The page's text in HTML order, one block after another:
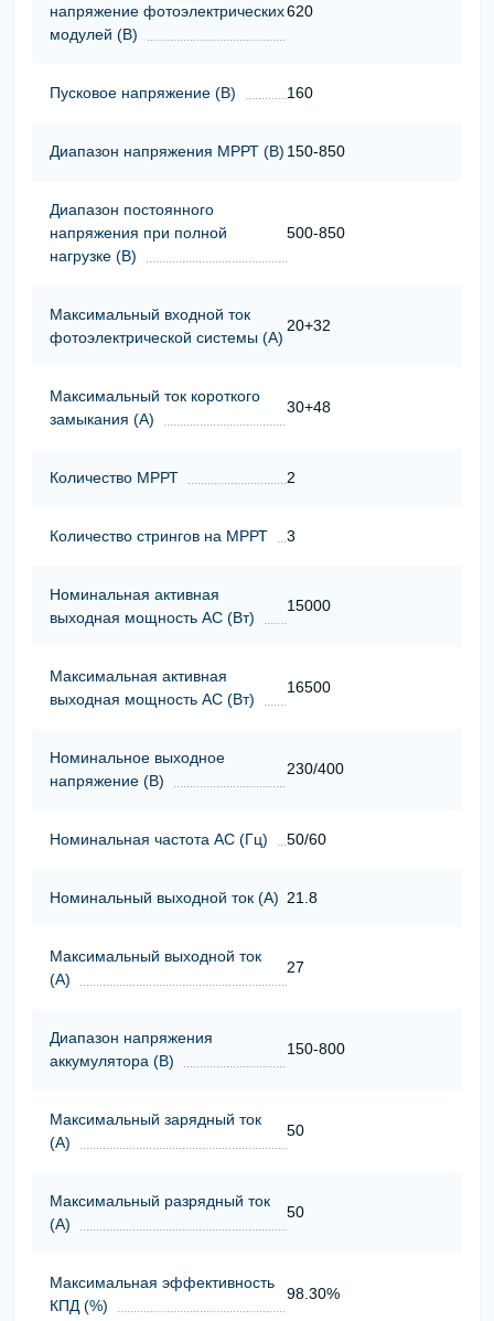
напряжение фотоэлектрических
модулей (В)
620
Пусковое напряжение (В) 160
Диапазон напряжения МРРТ (В) 150-850
Диапазон постоянного
напряжения при полной
нагрузке (В)
500-850
Максимальный входной ток
фотоэлектрической системы (А)
20+32
Максимальный ток короткого
замыкания (А)
30+48
Количество МРРТ 2
Количество стрингов на МРРТ 3
Номинальная активная
выходная мощность АС (Вт)
15000
Максимальная активная
выходная мощность АС (Вт)
16500
Номинальное выходное
напряжение (В)
230/400
Номинальная частота АС (Гц) 50/60
Номинальный выходной ток (А) 21.8
Максимальный выходной ток
(А)
27
Диапазон напряжения
аккумулятора (В)
150-800
Максимальный зарядный ток
(А)
50
Максимальный разрядный ток
(А)
50
Максимальная эффективность
КПД (%)
98.30%